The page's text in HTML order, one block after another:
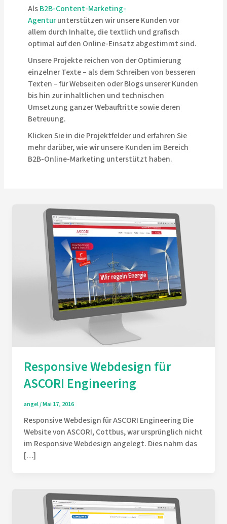
AlsB2B-Content-Marketing-
Agenturunterstützen wir unsere Kunden vor
allem durch Inhalte, die textlich und grafisch
optimal auf den Online-Einsatz abgestimmt sind.
Unsere Projekte reichen von der Optimierung
einzelner Texte – als dem Schreiben von besseren
Texten – für Webseiten oder Blogs unserer Kunden
bis hin zur inhaltlichen und technischen
Umsetzung ganzer Webauftritte sowie deren
Betreuung.
Klicken Sie in die Projektfelder und erfahren Sie
mehr darüber, wie wir unsere Kunden im Bereich
B2B-Online-Marketing unterstützt haben.
Responsive Webdesign für
ASCORI Engineering
angel/Mai 17, 2016
Responsive Webdesign für ASCORI Engineering Die
Website von ASCORI, Cottbus, war ursprünglich nicht
im Responsive Webdesign angelegt. Dies nahm das
[…]